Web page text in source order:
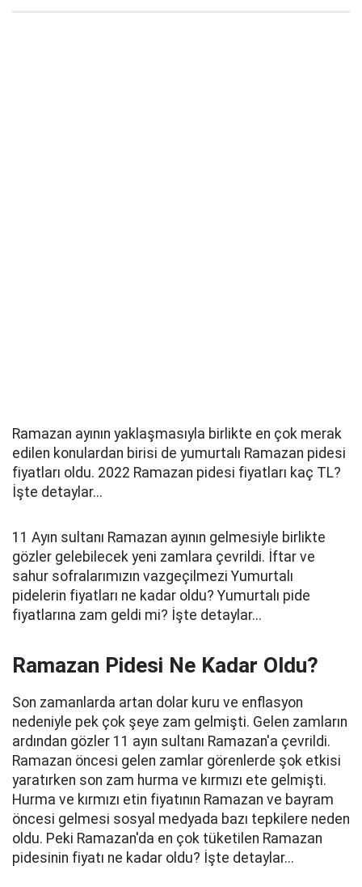
Ramazan ayının yaklaşmasıyla birlikte en çok merak
edilen konulardan birisi de yumurtalı Ramazan pidesi
fiyatları oldu. 2022 Ramazan pidesi fiyatları kaç TL?
İşte detaylar...
11 Ayın sultanı Ramazan ayının gelmesiyle birlikte
gözler gelebilecek yeni zamlara çevrildi. İftar ve
sahur sofralarımızın vazgeçilmezi Yumurtalı
pidelerin fiyatları ne kadar oldu? Yumurtalı pide
fiyatlarına zam geldi mi? İşte detaylar...
Ramazan Pidesi Ne Kadar Oldu?
Son zamanlarda artan dolar kuru ve enflasyon
nedeniyle pek çok şeye zam gelmişti. Gelen zamların
ardından gözler 11 ayın sultanı Ramazan'a çevrildi.
Ramazan öncesi gelen zamlar görenlerde şok etkisi
yaratırken son zam hurma ve kırmızı ete gelmişti.
Hurma ve kırmızı etin fiyatının Ramazan ve bayram
öncesi gelmesi sosyal medyada bazı tepkilere neden
oldu. Peki Ramazan'da en çok tüketilen Ramazan
pidesinin fiyatı ne kadar oldu? İşte detaylar...